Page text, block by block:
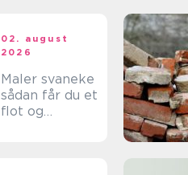
02. august
2026
Maler svaneke
sådan får du et
flot og